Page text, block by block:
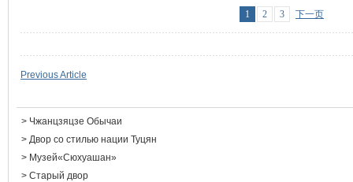
1 2 3 下一页
Previous Article
> Чжанцзяцзе Обычаи
> Двор со стилью нации Туцян
> Музей«Сюхуашан»
> Старый двор